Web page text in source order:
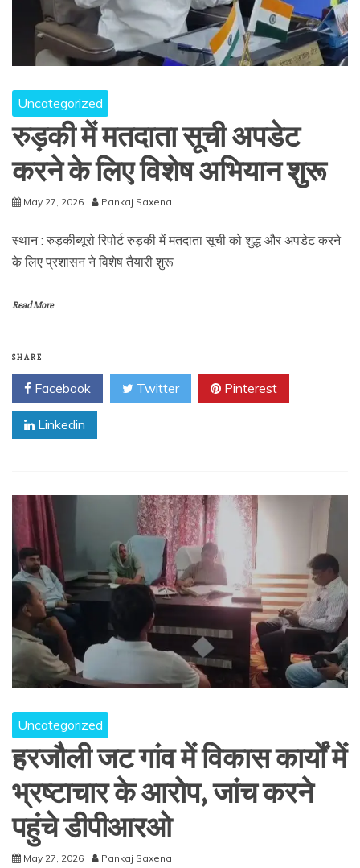
Uncategorized
रुड़की में मतदाता सूची अपडेट
करने के लिए विशेष अभियान शुरू
May 27, 2026 Pankaj Saxena
स्थान : रुड़कीब्यूरो रिपोर्ट रुड़की में मतदाता सूची को शुद्ध और अपडेट करने
के लिए प्रशासन ने विशेष तैयारी शुरू
Read More
SHARE
Facebook Twitter Pinterest
Linkedin
Uncategorized
हरजौली जट गांव में विकास कार्यों में
भ्रष्टाचार के आरोप, जांच करने
पहुंचे डीपीआरओ
May 27, 2026 Pankaj Saxena